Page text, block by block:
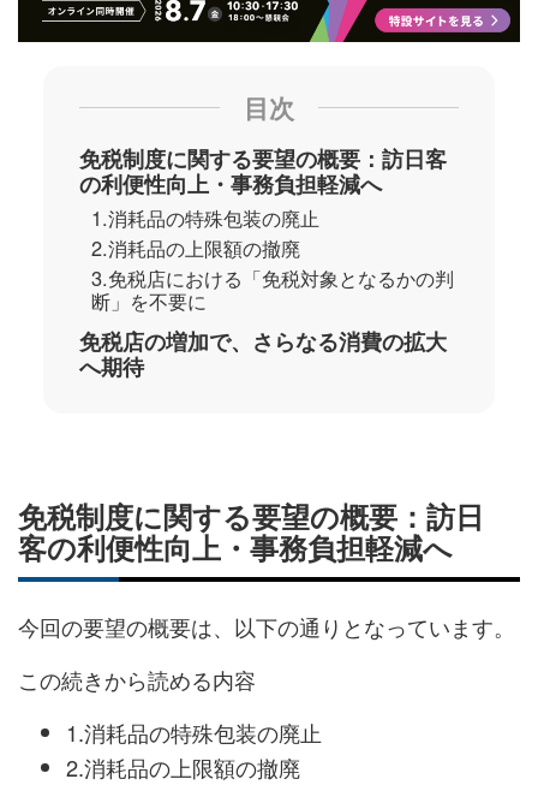
目次
免税制度に関する要望の概要：訪日客
の利便性向上・事務負担軽減へ
1.消耗品の特殊包装の廃止
2.消耗品の上限額の撤廃
3.免税店における「免税対象となるかの判
断」を不要に
免税店の増加で、さらなる消費の拡大
へ期待
免税制度に関する要望の概要：訪日
客の利便性向上・事務負担軽減へ
今回の要望の概要は、以下の通りとなっています。
この続きから読める内容
1.消耗品の特殊包装の廃止
2.消耗品の上限額の撤廃